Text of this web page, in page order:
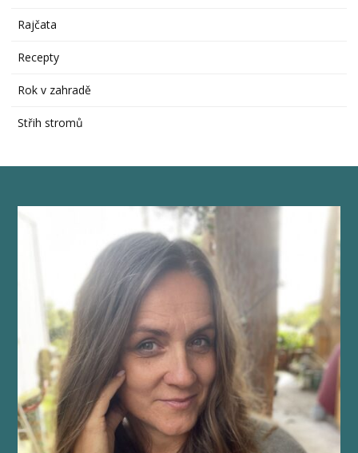
Rajčata
Recepty
Rok v zahradě
Střih stromů